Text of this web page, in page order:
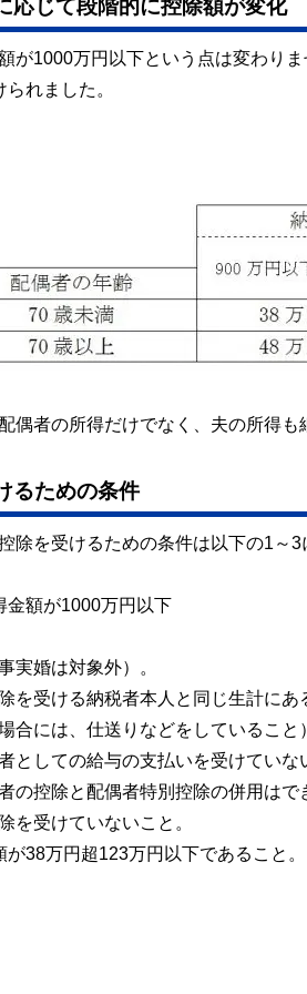
応じて段階的に控除額が変化
が1000万円以下という点は変わり
れました。
偶者の所得だけでなく、夫の所得も
るための条件
除を受けるための条件は以下の1
金額が1000万円以下
実婚は対象外）。
を受ける納税者本人と同じ生計にあ
には、仕送りなどをしていること
としての給与の支払いを受けてい
の控除と配偶者特別控除の併用はで
を受けていないこと。
38万円超123万円以下であること。